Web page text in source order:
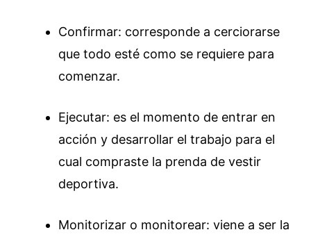
Confirmar: corresponde a cerciorarse
que todo esté como se requiere para
comenzar.
Ejecutar: es el momento de entrar en
acción y desarrollar el trabajo para el
cual compraste la prenda de vestir
deportiva.
Monitorizar o monitorear: viene a ser la